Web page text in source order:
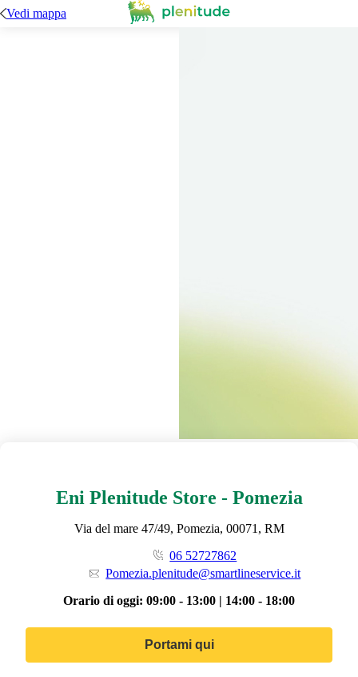
Vedi mappa
Eni Plenitude Store - Pomezia
Via del mare 47/49, Pomezia, 00071, RM
06 52727862
Pomezia.plenitude@smartlineservice.it
Orario di oggi: 09:00 - 13:00 | 14:00 - 18:00
Portami qui